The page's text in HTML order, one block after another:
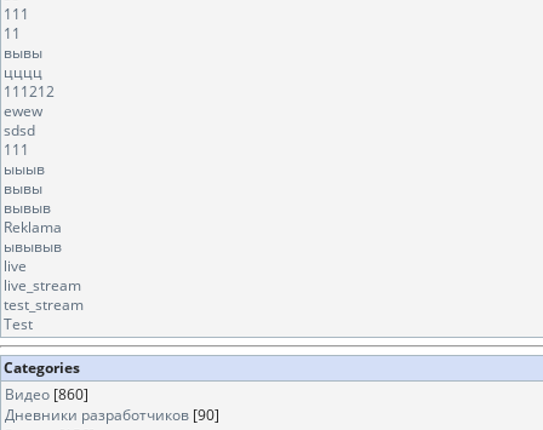
111
11
вывы
цццц
111212
ewew
sdsd
111
ыыыв
вывы
вывыв
Reklama
ывывыв
live
live_stream
test_stream
Test
Categories
Видео [860]
Дневники разработчиков [90]